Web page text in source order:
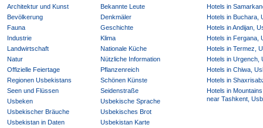
Architektur und Kunst
Bekannte Leute
Bevölkerung
Denkmäler
Fauna
Geschichte
Industrie
Klima
Landwirtschaft
Nationale Küche
Natur
Nützliche Information
Offizielle Feiertage
Pflanzenreich
Regionen Usbekistans
Schönen Künste
Seen und Flüssen
Seidenstraße
Usbeken
Usbekische Sprache
Usbekischer Bräuche
Usbekisches Brot
Usbekistan in Daten
Usbekistan Karte
Hotels in
Hotels in Buchara,
Hotels in Andijan,
Hotels in Fergana,
Hotels in Termez,
Hotels in Urgench,
Hotels in Chiwa,
Hotels in
Hotels in
near Tashkent,